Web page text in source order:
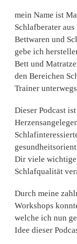
mein Name ist
Schlafberater
Bettwaren und
gebe ich
Bett und
den Bereichen
Trainer
Dieser Podcast
Dir viele
Schlafqualität
Durch meine
Workshops
welche ich nun
Idee dieser